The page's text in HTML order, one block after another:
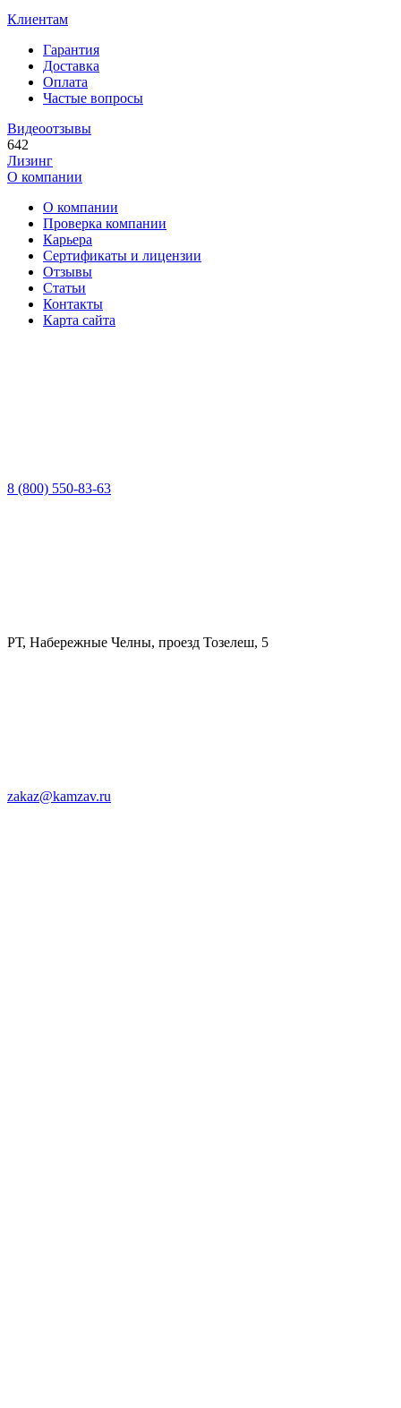
Клиентам
Гарантия
Доставка
Оплата
Частые вопросы
Видеоотзывы
642
Лизинг
О компании
О компании
Проверка компании
Карьера
Сертификаты и лицензии
Отзывы
Статьи
Контакты
Карта сайта
8 (800) 550-83-63
РТ, Набережные Челны, проезд Тозелеш, 5
zakaz@kamzav.ru